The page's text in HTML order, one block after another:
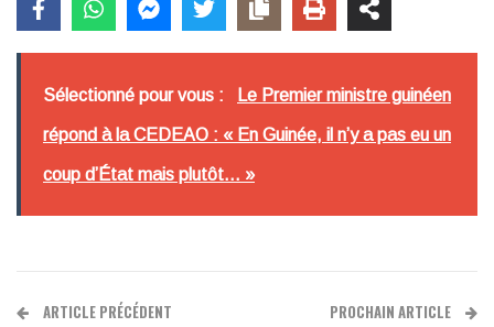
Sélectionné pour vous : Le Premier ministre guinéen
répond à la CEDEAO : « En Guinée, il n’y a pas eu un
coup d’État mais plutôt… »
ARTICLE PRÉCÉDENT PROCHAIN ARTICLE